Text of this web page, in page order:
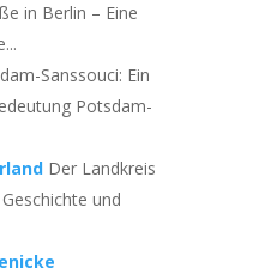
in Berlin – Eine
Sanssouci: Ein
Potsdam-
Der Landkreis
und